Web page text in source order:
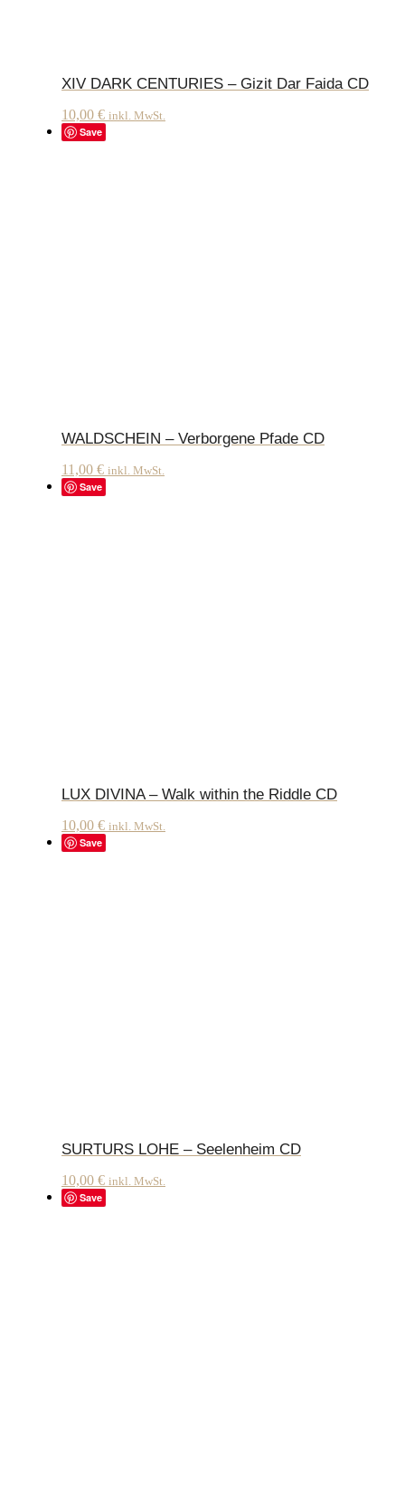
XIV DARK CENTURIES – Gizit Dar Faida CD
10,00 € inkl. MwSt.
Save
WALDSCHEIN – Verborgene Pfade CD
11,00 € inkl. MwSt.
Save
LUX DIVINA – Walk within the Riddle CD
10,00 € inkl. MwSt.
Save
SURTURS LOHE – Seelenheim CD
10,00 € inkl. MwSt.
Save